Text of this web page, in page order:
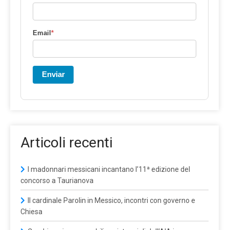
Email*
Enviar
Articoli recenti
I madonnari messicani incantano l’11ª edizione del
concorso a Taurianova
Il cardinale Parolin in Messico, incontri con governo e
Chiesa